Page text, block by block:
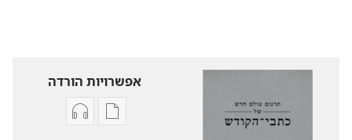
אפשרויות הורדה
אפשרויותאפשרויות